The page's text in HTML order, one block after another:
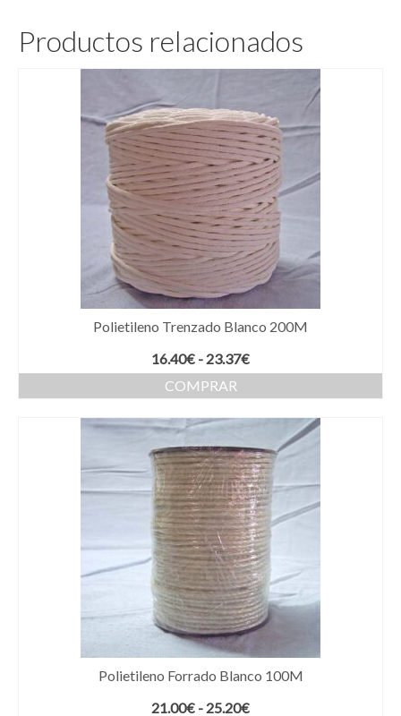
Productos relacionados
Polietileno Trenzado Blanco 200M
16.40€ - 23.37€Rango
de
hasta
23.37€
COMPRAR
producto
tiene
múltiples
variantes.
Las
opciones
se
pueden
elegir
en
la
página
de
producto
Polietileno Forrado Blanco 100M
21.00€ - 25.20€Rango